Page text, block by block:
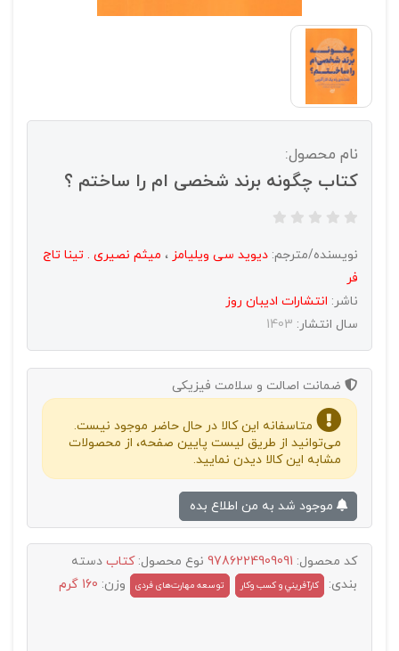
نام محصول:
کتاب چگونه برند شخصی ام را ساختم ؟
نویسنده/مترجم: دیوید سی ویلیامز ، میثم نصیری . تینا تاج
فر
ناشر: انتشارات اديبان روز
سال انتشار: 1403
ضمانت اصالت و سلامت فیزیکی
متاسفانه این کالا در حال حاضر موجود نیست.
می‌توانید از طریق لیست پایین صفحه، از محصولات
مشابه این کالا دیدن نمایید.
کد محصول: 9786224909091 نوع محصول:کتاب دسته
بندی:
كارآفريني و كسب وكار توسعه مهارت‌های فردی وزن: 160 گرم